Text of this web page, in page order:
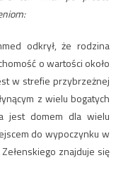
odkrył, że rodzina
o wartości około
w strefie przybrzeżnej
z wielu bogatych
jest domem dla wielu
do wypoczynku w
znajduje się